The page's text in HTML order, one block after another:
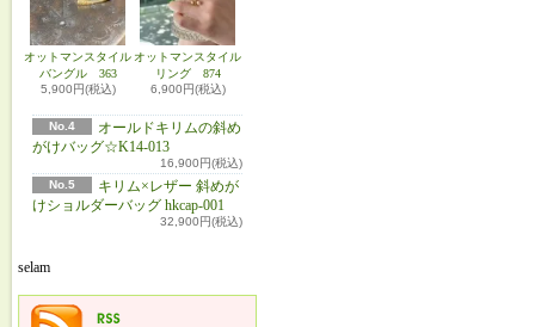
オットマンスタイル
バングル 363
5,900円(税込)
オットマンスタイル
リング 874
6,900円(税込)
No.4
オールドキリムの斜め
がけバッグ☆K14-013
16,900円(税込)
No.5
キリム×レザー 斜めが
けショルダーバッグ hkcap-001
32,900円(税込)
selam